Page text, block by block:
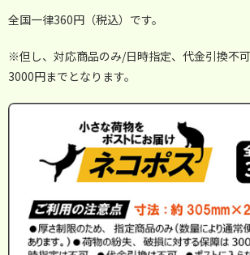
全国一律360円（税込）です。
※但し、対応商品のみ/日時指定、代金引換不
3000円までとなります。